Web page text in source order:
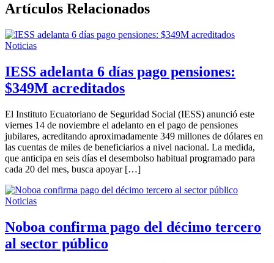
Artículos Relacionados
Noticias
IESS adelanta 6 días pago pensiones:
$349M acreditados
El Instituto Ecuatoriano de Seguridad Social (IESS) anunció este
viernes 14 de noviembre el adelanto en el pago de pensiones
jubilares, acreditando aproximadamente 349 millones de dólares en
las cuentas de miles de beneficiarios a nivel nacional. La medida,
que anticipa en seis días el desembolso habitual programado para
cada 20 del mes, busca apoyar […]
Noticias
Noboa confirma pago del décimo tercero
al sector público